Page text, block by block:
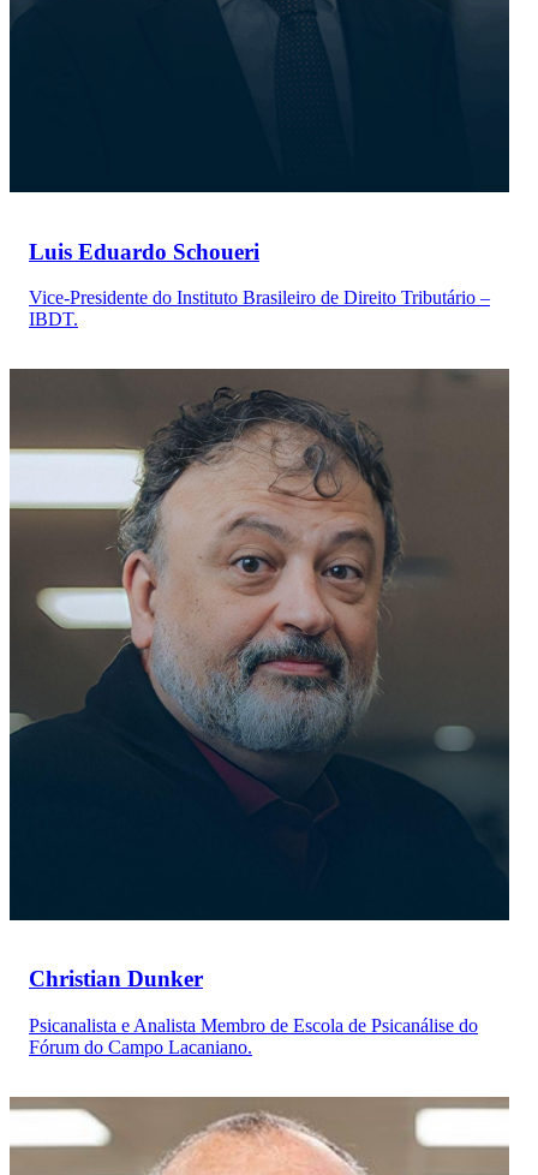
Luis Eduardo Schoueri
Vice-Presidente do Instituto Brasileiro de Direito Tributário –
IBDT.
Christian Dunker
Psicanalista e Analista Membro de Escola de Psicanálise do
Fórum do Campo Lacaniano.